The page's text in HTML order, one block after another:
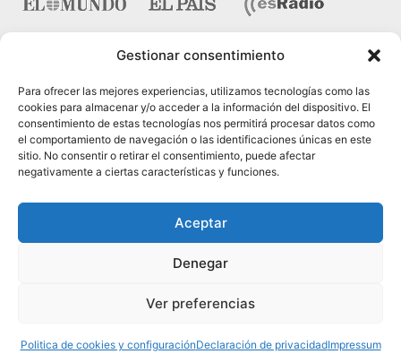
Gestionar consentimiento
Para ofrecer las mejores experiencias, utilizamos tecnologías como las
cookies para almacenar y/o acceder a la información del dispositivo. El
consentimiento de estas tecnologías nos permitirá procesar datos como
el comportamiento de navegación o las identificaciones únicas en este
sitio. No consentir o retirar el consentimiento, puede afectar
negativamente a ciertas características y funciones.
Aceptar
Denegar
Ver preferencias
Politica de cookies y configuraciónDeclaración de privacidadImpressum
Contacto
Pza. del Marqués de Salamanca nº 10, bajo dcha. 28006
Madrid
Fax.:
Web:www.cinteco.com
administracion [@] cinteco.com
Psicólogos en Madrid, © 2005-2024 Cinteco |